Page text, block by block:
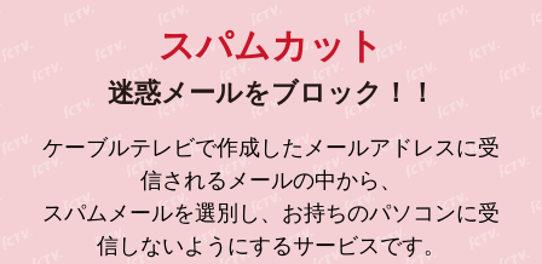
スパムカット
迷惑メールをブロック！！
ケーブルテレビで作成したメールアドレスに受
信されるメールの中から、
スパムメールを選別し、お持ちのパソコンに受
信しないようにするサービスです。